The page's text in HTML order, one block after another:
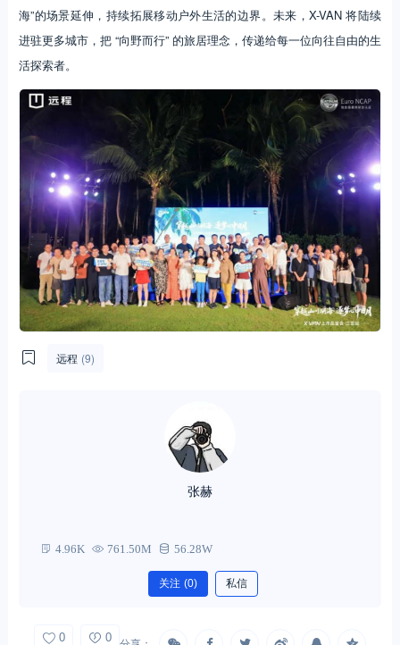
海”的场景延伸，持续拓展移动户外生活的边界。未来，X-VAN 将陆续
进驻更多城市，把 “向野而行” 的旅居理念，传递给每一位向往自由的生
活探索者。
远程 (9)
张赫
4.96K 761.50M 56.28W
关注 (0) 私信
0 0